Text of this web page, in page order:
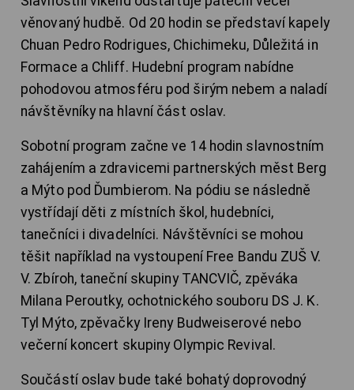
věnovaný hudbě. Od 20 hodin se představí kapely
Chuan Pedro Rodrigues, Chichimeku, Důležitá in
Formace a Chliff. Hudební program nabídne
pohodovou atmosféru pod širým nebem a naladí
návštěvníky na hlavní část oslav.
Sobotní program začne ve 14 hodin slavnostním
zahájením a zdravicemi partnerských měst Berg
a Mýto pod Ďumbierom. Na pódiu se následně
vystřídají děti z místních škol, hudebníci,
tanečníci i divadelníci. Návštěvníci se mohou
těšit například na vystoupení Free Bandu ZUŠ V.
V. Zbíroh, taneční skupiny TANCVIČ, zpěváka
Milana Peroutky, ochotnického souboru DS J. K.
Tyl Mýto, zpěvačky Ireny Budweiserové nebo
večerní koncert skupiny Olympic Revival.
Součástí oslav bude také bohatý doprovodný